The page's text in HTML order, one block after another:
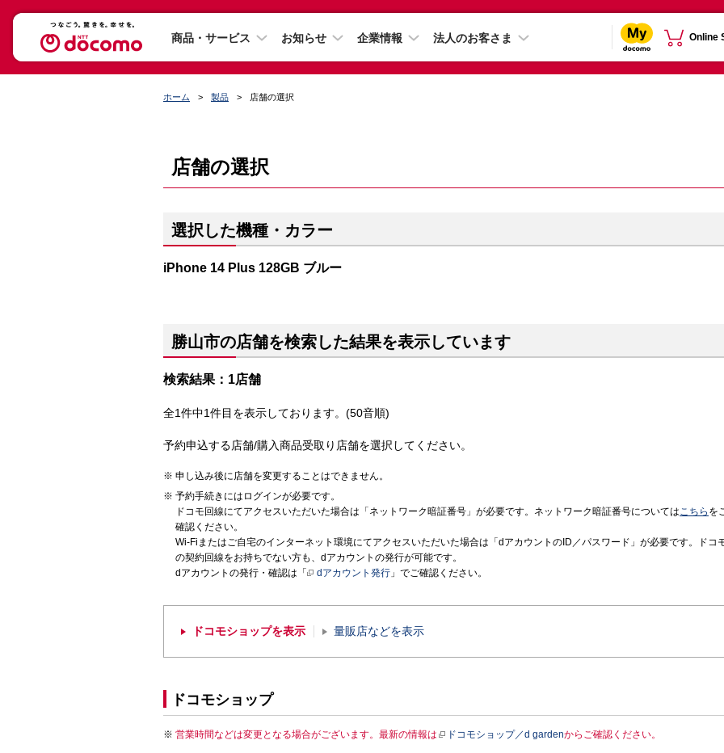
商品・サービス お知らせ 企業情報 法人のお客さま Online
ホーム 製品 店舗の選択
店舗の選択
選択した機種・カラー
iPhone 14 Plus 128GB ブルー
勝山市の店舗を検索した結果を表示しています
検索結果：1店舗
全1件中1件目を表示しております。(50音順)
予約申込する店舗/購入商品受取り店舗を選択してください。
申し込み後に店舗を変更することはできません。
予約手続きにはログインが必要です。
ドコモ回線にてアクセスいただいた場合は「ネットワーク暗証番号」が必要です。ネットワーク暗証番号についてはこちら を
確認ください。
Wi-Fiまたはご自宅のインターネット環境にてアクセスいただいた場合は「dアカウントのID／パスワード」が必要です。ドコ
の契約回線をお持ちでない方も、dアカウントの発行が可能です。
dアカウントの発行・確認は「
dアカウント発行 」でご確認ください。
ドコモショップを表示 量販店などを表示
ドコモショップ
営業時間などは変更となる場合がございます。最新の情報は ドコモショップ／d gardenからご確認ください。